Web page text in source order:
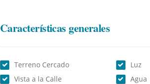
Características generales
Terreno Cercado
Vista a la Calle
Luz
Agua